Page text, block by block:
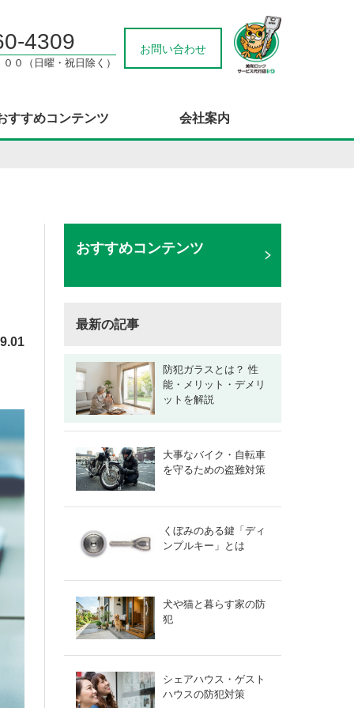
4309
０（日曜・祝日除く）
お問い合わせ
すすめコンテンツ 会社案内
おすすめコンテンツ
最新の記事
防犯ガラスとは？ 性
能・メリット・デメリ
ットを解説
大事なバイク・自転車
を守るための盗難対策
くぼみのある鍵「ディ
ンプルキー」とは
犬や猫と暮らす家の防
犯
シェアハウス・ゲスト
ハウスの防犯対策